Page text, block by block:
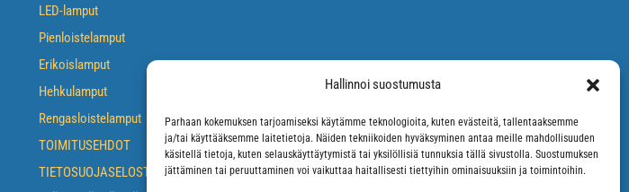
Hallinnoi suostumusta
Parhaan kokemuksen tarjoamiseksi käytämme teknologioita, kuten evästeitä, tallentaaksemme
ja/tai käyttääksemme laitetietoja. Näiden tekniikoiden hyväksyminen antaa meille mahdollisuuden
käsitellä tietoja, kuten selauskäyttäytymistä tai yksilöllisiä tunnuksia tällä sivustolla. Suostumuksen
jättäminen tai peruuttaminen voi vaikuttaa haitallisesti tiettyihin ominaisuuksiin ja toimintoihin.
LED-lamput
Pienloistelamput
Erikoislamput
Hehkulamput
Rengasloistelamput
TOIMITUSEHDOT
TIETOSUOJASELOSTE